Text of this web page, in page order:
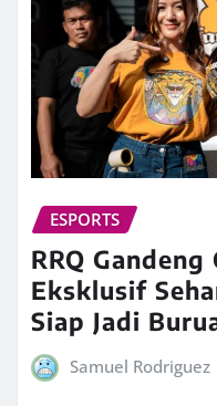
ESPORTS
RRQ
Eksklusif
Siap Jadi
Samuel Rodriguez